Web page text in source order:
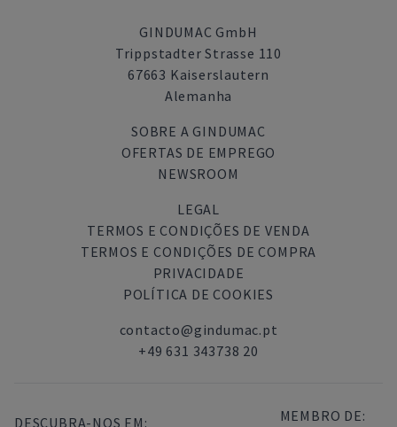
GINDUMAC GmbH
Trippstadter Strasse 110
67663 Kaiserslautern
Alemanha
SOBRE A GINDUMAC
OFERTAS DE EMPREGO
NEWSROOM
LEGAL
TERMOS E CONDIÇÕES DE VENDA
TERMOS E CONDIÇÕES DE COMPRA
PRIVACIDADE
POLÍTICA DE COOKIES
contacto@gindumac.pt
+49 631 343738 20
DESCUBRA-NOS EM: MEMBRO DE: